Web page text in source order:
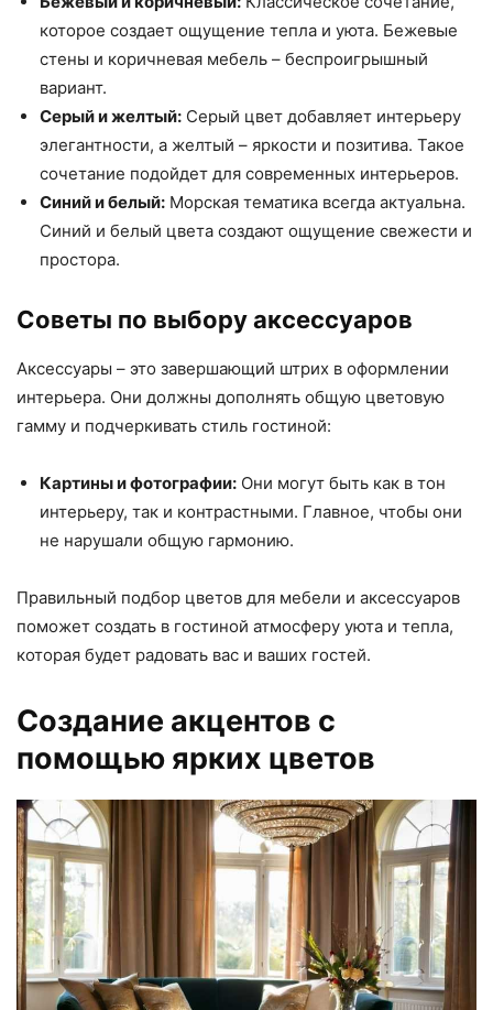
которое создает ощущение тепла и уюта. Бежевые
стены и коричневая мебель – беспроигрышный
вариант.
Серый и желтый: Серый цвет добавляет интерьеру
элегантности, а желтый – яркости и позитива. Такое
сочетание подойдет для современных интерьеров.
Синий и белый: Морская тематика всегда актуальна.
Синий и белый цвета создают ощущение свежести и
простора.
Советы по выбору аксессуаров
Аксессуары – это завершающий штрих в оформлении
интерьера. Они должны дополнять общую цветовую
гамму и подчеркивать стиль гостиной:
Картины и фотографии: Они могут быть как в тон
интерьеру, так и контрастными. Главное, чтобы они
не нарушали общую гармонию.
Правильный подбор цветов для мебели и аксессуаров
поможет создать в гостиной атмосферу уюта и тепла,
которая будет радовать вас и ваших гостей.
Создание акцентов с
помощью ярких цветов